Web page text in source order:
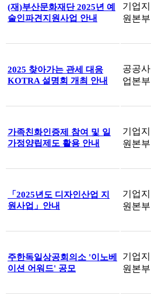
(재)부산문화재단 2025년 예
술인파견지원사업 안내
기업지
원본부
2025 찾아가는 관세 대응
KOTRA 설명회 개최 안내
공공사
업본부
가족친화인증제 참여 및 일
가정양립제도 활용 안내
기업지
원본부
「2025년도 디자인산업 지
원사업」안내
기업지
원본부
주한독일상공회의소 '이노베
이션 어워드' 공모
기업지
원본부